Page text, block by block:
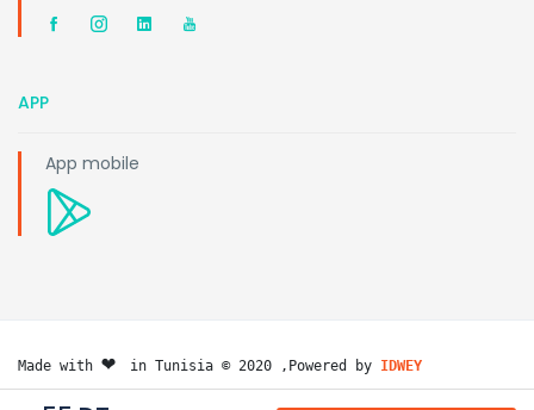
APP
App mobile
Made with ❤️ in Tunisia © 2020 ,Powered by IDWEY